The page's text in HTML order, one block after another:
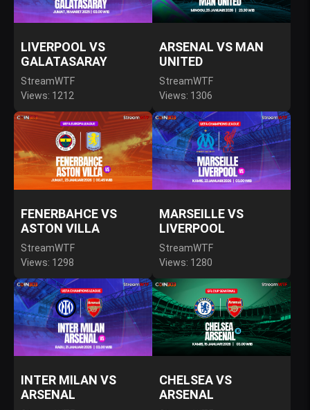
LIVERPOOL VS
GALATASARAY
StreamWTF
Views: 1212
ARSENAL VS MAN
UNITED
StreamWTF
Views: 1306
FENERBAHCE VS
ASTON VILLA
StreamWTF
Views: 1298
MARSEILLE VS
LIVERPOOL
StreamWTF
Views: 1280
INTER MILAN VS
ARSENAL
CHELSEA VS
ARSENAL